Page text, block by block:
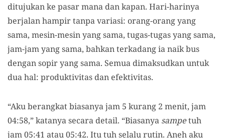
ditujukan ke pasar mana dan kapan. Hari-harinya
berjalan hampir tanpa variasi: orang-orang yang
sama, mesin-mesin yang sama, tugas-tugas yang sama,
jam-jam yang sama, bahkan terkadang ia naik bus
dengan sopir yang sama. Semua dimaksudkan untuk
dua hal: produktivitas dan efektivitas.
“Aku berangkat biasanya jam 5 kurang 2 menit, jam
04:58,” katanya secara detail. “Biasanya sampetuh
jam 05:41 atau 05:42. Itu tuh selalu rutin. Aneh aku